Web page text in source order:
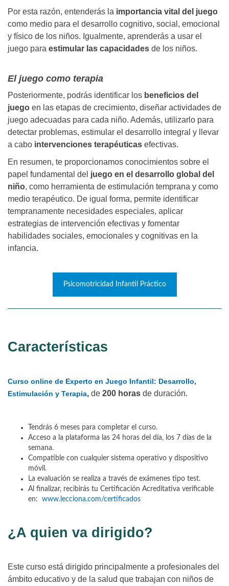
Por esta razón, entenderás la importancia vital del juego
como medio para el desarrollo cognitivo, social, emocional
y físico de los niños. Igualmente, aprenderás a usar el
juego para estimular las capacidades de los niños.
El juego como terapia
Posteriormente, podrás identificar los beneficios del
juego en las etapas de crecimiento, diseñar actividades de
juego adecuadas para cada niño. Además, utilizarlo para
detectar problemas, estimular el desarrollo integral y llevar
a cabo intervenciones terapéuticas efectivas.
En resumen, te proporcionamos conocimientos sobre el
papel fundamental del juego en el desarrollo global del
niño, como herramienta de estimulación temprana y como
medio terapéutico. De igual forma, permite identificar
tempranamente necesidades especiales, aplicar
estrategias de intervención efectivas y fomentar
habilidades sociales, emocionales y cognitivas en la
infancia.
Psicomotricidad Infantil Práctico
Características
Curso online de Experto en Juego Infantil: Desarrollo,
Estimulación y Terapia, de 200 horas de duración.
Tendrás 6 meses para completar el curso.
Acceso a la plataforma las 24 horas del día, los 7 días de la
semana.
Compatible con cualquier sistema operativo y dispositivo
móvil.
La evaluación se realiza a través de exámenes tipo test.
Al finalizar, recibirás tu Certificación Acreditativa verificable
en: www.lecciona.com/certificados
¿A quien va dirigido?
Este curso está dirigido principalmente a profesionales del
ámbito educativo y de la salud que trabajan con niños de